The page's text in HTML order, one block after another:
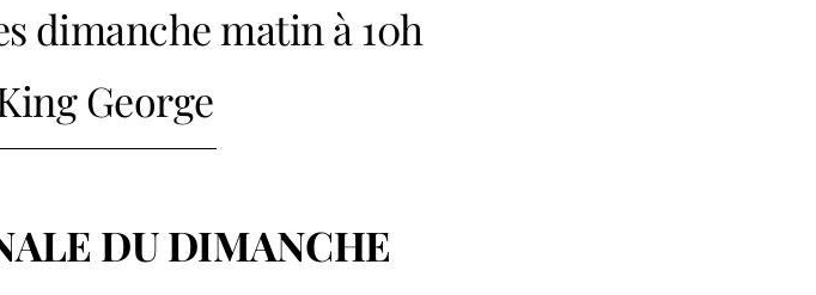
dimanche matin à 10h
George
DU DIMANCHE